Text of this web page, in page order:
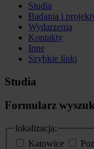
Studia
Badania i
Wydarzenia
Kontakty
Inne
Szybkie linki
Studia
Formularz
lokalizacja:
Katowice